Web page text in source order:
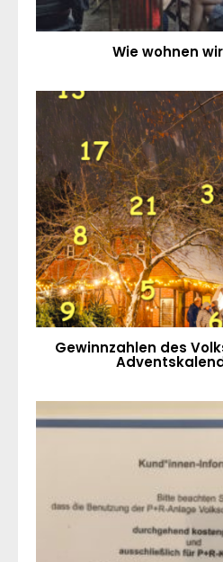
Wie wohnen
Gewinnzahlen des